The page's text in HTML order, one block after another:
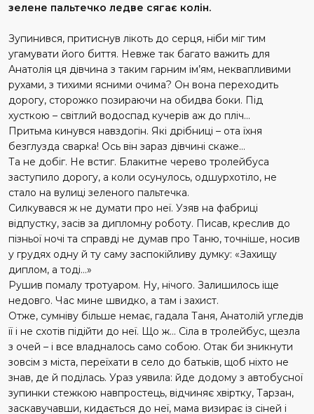
зелене пальтечко ледве сягає колін.
Зупинився, притиснув лікоть до серця, ніби міг тим
угамувати його биття. Невже так багато важить для
Анатолія ця дівчина з таким гарним ім’ям, неквапливими
рухами, з тихими ясними очима? Он вона переходить
дорогу, сторожко позираючи на обидва боки. Під
хусткою – світлий водоспад кучерів аж до пліч…
Притьма кинувся навздогін. Які дрібниці – ота їхня
безглузда сварка! Ось він зараз дівчині скаже…
Та не добіг. Не встиг. Блакитне черево тролейбуса
заступило дорогу, а коли осунулось, одшурхотіло, не
стало на вулиці зеленого пальтечка.
Силкувався ж не думати про неї. Узяв на фабриці
відпустку, засів за дипломну роботу. Писав, креслив до
пізньої ночі та справді не думав про Таню, точніше, носив
у грудях одну й ту саму заспокійливу думку: «Захищу
диплом, а тоді…»
Рушив помалу тротуаром. Ну, нічого. Залишилось іще
недовго. Час мине швидко, а там і захист.
Отже, сумніву більше немає, гадала Таня, Анатолій угледів
її і не схотів підійти до неї. Що ж… Сіла в тролейбус, щезла
з очей – і все владналось само собою. Отак би зникнути
зовсім з міста, переїхати в село до батьків, щоб ніхто не
знав, де й поділась. Ураз уявила: йде додому з автобусної
зупинки стежкою навпростець, відчиняє хвіртку, Тарзан,
заскавучавши, кидається до неї, мама визирає із сіней і